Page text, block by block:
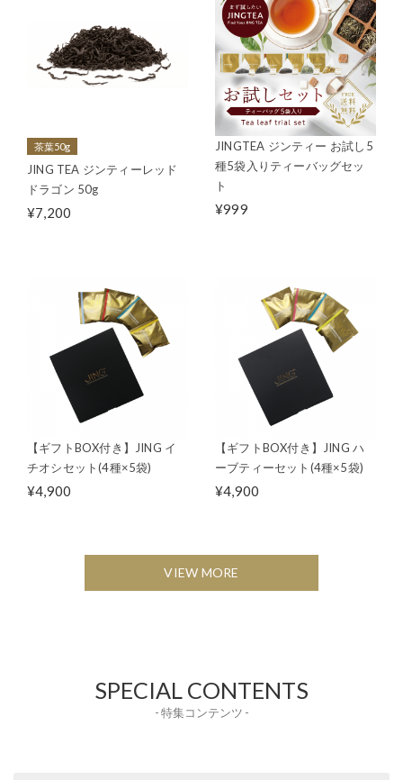
茶葉50g
JING TEA ジンティーレッド
ドラゴン 50g
¥7,200
JINGTEA ジンティー お試し5
種5袋入りティーバッグセッ
ト
¥999
【ギフトBOX付き】JING イ
チオシセット(4種×5袋)
¥4,900
【ギフトBOX付き】JING ハ
ーブティーセット(4種×5袋)
¥4,900
VIEW MORE
SPECIAL CONTENTS
- 特集コンテンツ -